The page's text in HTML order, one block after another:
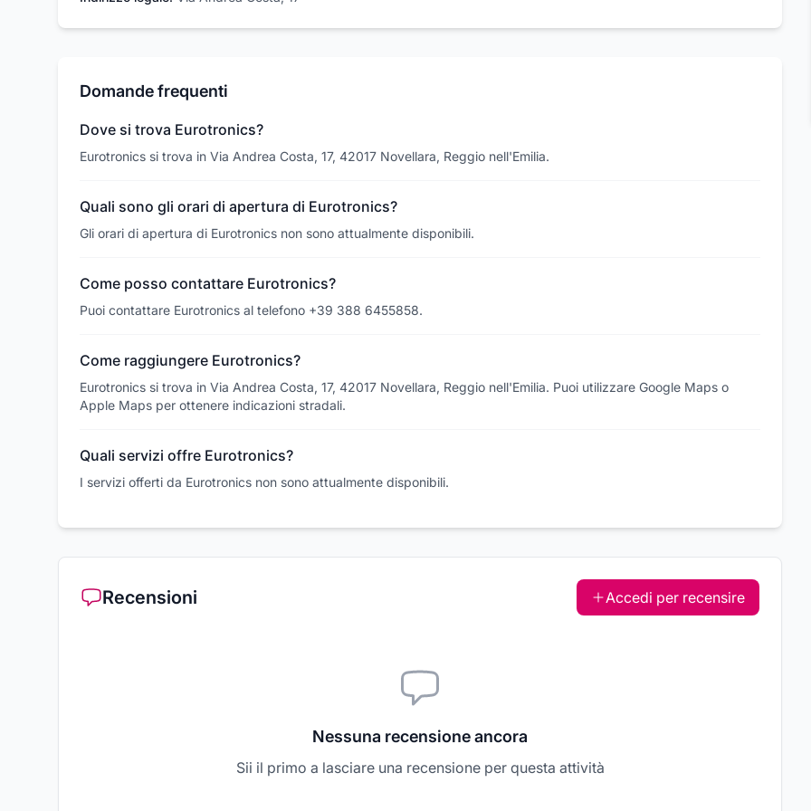
Domande frequenti
Dove si trova Eurotronics?
Eurotronics si trova in Via Andrea Costa, 17, 42017 Novellara, Reggio nell'Emilia.
Quali sono gli orari di apertura di Eurotronics?
Gli orari di apertura di Eurotronics non sono attualmente disponibili.
Come posso contattare Eurotronics?
Puoi contattare Eurotronics al telefono +39 388 6455858.
Come raggiungere Eurotronics?
Eurotronics si trova in Via Andrea Costa, 17, 42017 Novellara, Reggio nell'Emilia. Puoi utilizzare Google Maps o
Apple Maps per ottenere indicazioni stradali.
Quali servizi offre Eurotronics?
I servizi offerti da Eurotronics non sono attualmente disponibili.
Recensioni Accedi per recensire
Nessuna recensione ancora
Sii il primo a lasciare una recensione per questa attività